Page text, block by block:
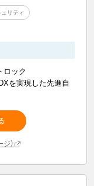
リティ
ロック
を実現した先進自
）